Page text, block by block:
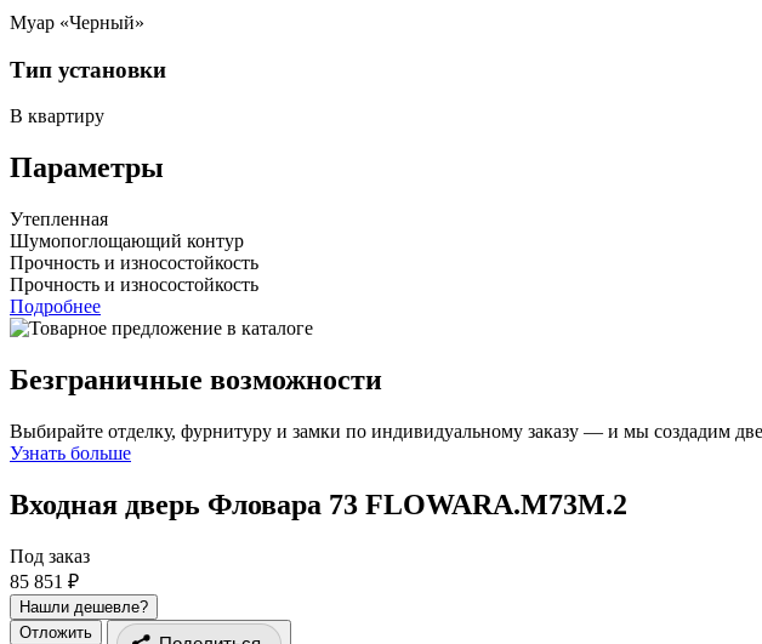
Муар «Черный»
Тип установки
В квартиру
Параметры
Утепленная
Шумопоглощающий контур
Прочность и износостойкость
Прочность и износостойкость
Подробнее
Безграничные возможности
Выбирайте отделку, фурнитуру и замки по индивидуальному заказу — и мы создадим
Узнать больше
Входная дверь Фловара 73 FLOWARA.M73M.2
Под заказ
85 851 ₽
Нашли дешевле?
Отложить